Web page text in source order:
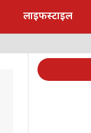
लाइफस्टाइल